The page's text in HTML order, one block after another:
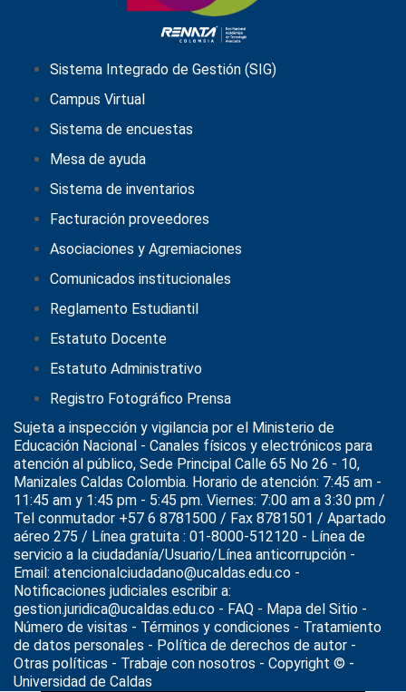
Sistema Integrado de Gestión (SIG)
Campus Virtual
Sistema de encuestas
Mesa de ayuda
Sistema de inventarios
Facturación proveedores
Asociaciones y Agremiaciones
Comunicados institucionales
Reglamento Estudiantil
Estatuto Docente
Estatuto Administrativo
Registro Fotográfico Prensa
Sujeta a inspección y vigilancia por el Ministerio de
Educación Nacional - Canales físicos y electrónicos para
atención al público, Sede Principal Calle 65 No 26 - 10,
Manizales Caldas Colombia. Horario de atención: 7:45 am -
11:45 am y 1:45 pm - 5:45 pm. Viernes: 7:00 am a 3:30 pm /
Tel conmutador +57 6 8781500 / Fax 8781501 / Apartado
aéreo 275 / Línea gratuita : 01-8000-512120 - Línea de
servicio a la ciudadanía/Usuario/Línea anticorrupción -
Email: atencionalciudadano@ucaldas.edu.co -
Notificaciones judiciales escribir a:
gestion.juridica@ucaldas.edu.co - FAQ - Mapa del Sitio -
Número de visitas - Términos y condiciones - Tratamiento
de datos personales - Política de derechos de autor -
Otras políticas - Trabaje con nosotros - Copyright © -
Universidad de Caldas